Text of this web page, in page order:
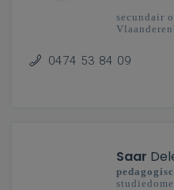
secundair
0474 53 84 09
Saar